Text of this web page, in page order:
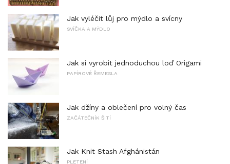
Jak vyléčit lůj pro mýdlo a svícny
SVÍČKA A MÝDLO
Jak si vyrobit jednoduchou loď Origami
PAPÍROVÉ ŘEMESLA
Jak džíny a oblečení pro volný čas
ZAČÁTEČNÍK ŠITÍ
Jak Knit Stash Afghánistán
PLETENÍ